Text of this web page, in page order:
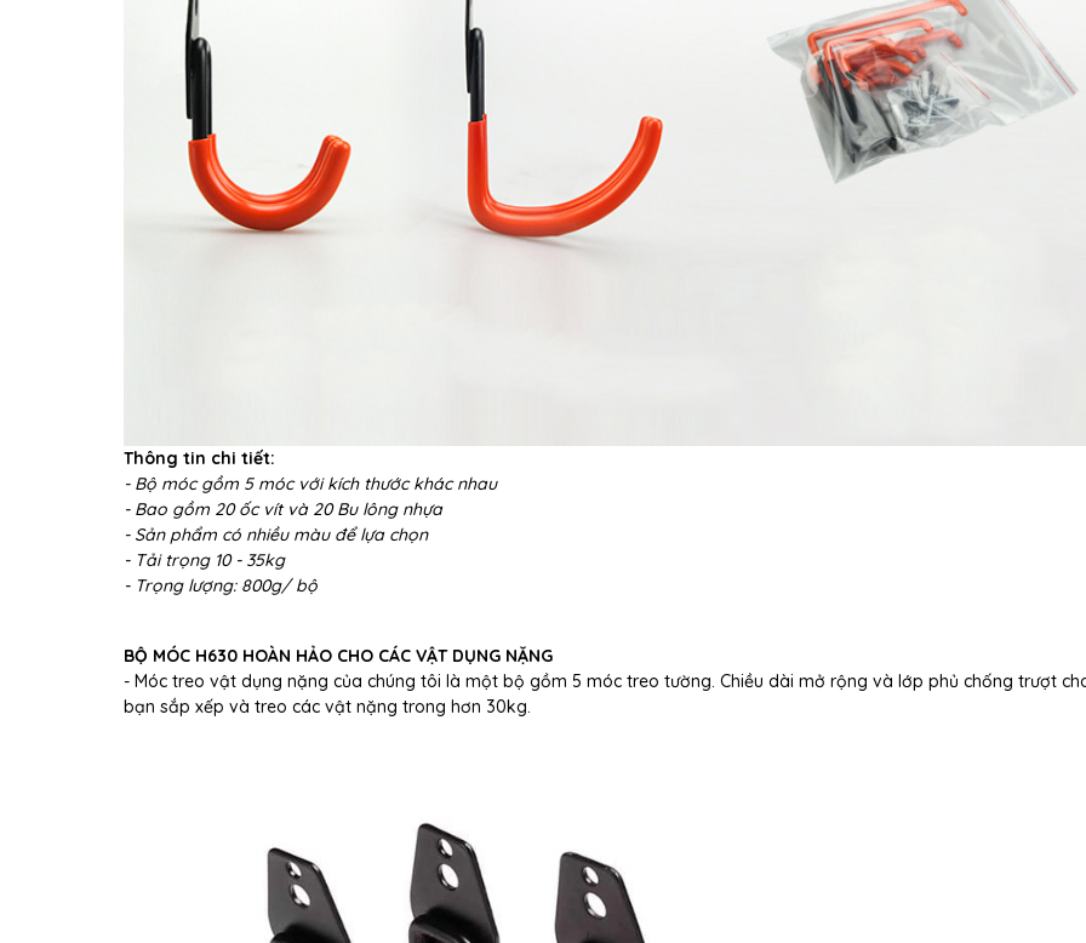
Thông tin chi tiết:
- Bộ móc gồm 5 móc với kích thước khác nhau
- Bao gồm 20 ốc vít và 20 Bu lông nhựa
- Sản phẩm có nhiều màu để lựa chọn
- Tải trọng 10 - 35kg
- Trọng lượng: 800g/ bộ
BỘ MÓC H630 HOÀN HẢO CHO CÁC VẬT DỤNG NẶNG
- Móc treo vật dụng nặng của chúng tôi là một bộ gồm 5 móc treo tường. Chiều dài mở rộng và lớp phủ chống trượt
bạn sắp xếp và treo các vật nặng trong hơn 30kg.